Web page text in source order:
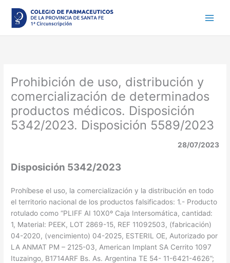
contenido
Prohibición de uso, distribución y
comercialización de determinados
productos médicos. Disposición
5342/2023. Disposición 5589/2023
28/07/2023
Disposición 5342/2023
Prohíbese el uso, la comercialización y la distribución en todo
el territorio nacional de los productos falsificados: 1.- Producto
rotulado como “PLIFF AI 10X0º Caja Intersomática, cantidad:
1, Material: PEEK, LOT 2869-15, REF 11092503, (fabricación)
04-2020, (vencimiento) 04-2025, ESTERIL OE, Autorizado por
LA ANMAT PM – 2125-03, American Implant SA Cerrito 1097
Ituzaingo, B1714ARF Bs. As. Argentina TE 54- 11-6421-4626”;